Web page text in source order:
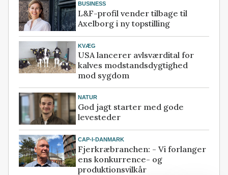
BUSINESS
L&F-profil vender tilbage til
Axelborg i ny topstilling
KVÆG
USA lancerer avlsværdital for
kalves modstandsdygtighed
mod sygdom
NATUR
God jagt starter med gode
levesteder
CAP-I-DANMARK
Fjerkræbranchen: - Vi forlanger
ens konkurrence- og
produktionsvilkår